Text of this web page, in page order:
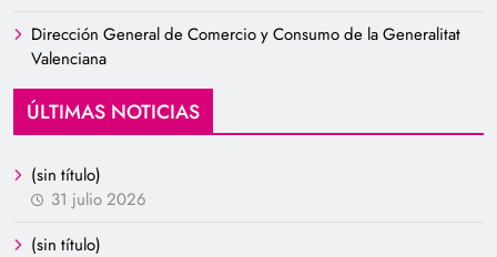
Dirección General de Comercio y Consumo de la Generalitat
Valenciana
ÚLTIMAS NOTICIAS
(sin título)
31 julio 2026
(sin título)